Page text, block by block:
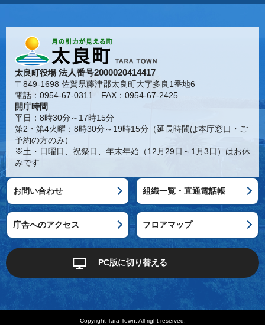
太良町役場法人番号2000020414417
〒849-1698 佐賀県藤津郡太良町大字多良1番地6
電話：0954-67-0311 FAX：0954-67-2425
開庁時間
平日：8時30分～17時15分
第2・第4火曜：8時30分～19時15分（延長時間は本庁窓口・ご
予約の方のみ）
※土・日曜日、祝祭日、年末年始（12月29日～1月3日）はお休
みです
お問い合わせ 組織一覧・直通電話帳
庁舎へのアクセス フロアマップ
PC版に切り替える
Copyright Tara Town. All right reserved.